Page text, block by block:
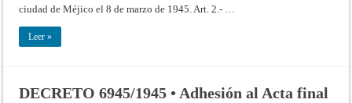
Posguerra
ciudad de Méjico el 8 de marzo de 1945. Art. 2.- …
Leer »
DECRETO 6945/1945 • Adhesión al Acta final